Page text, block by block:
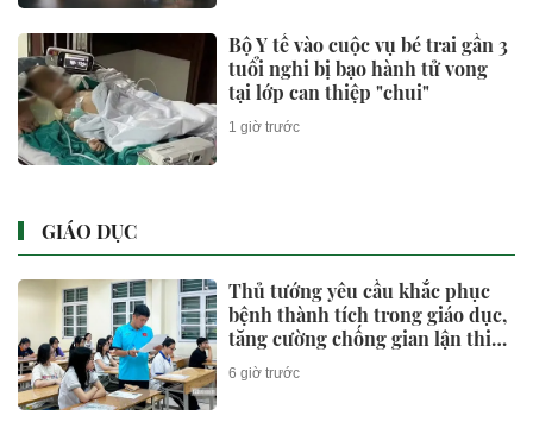
Bộ Y tế vào cuộc vụ bé trai gần 3
tuổi nghi bị bạo hành tử vong
tại lớp can thiệp "chui"
1 giờ trước
GIÁO DỤC
Thủ tướng yêu cầu khắc phục
bệnh thành tích trong giáo dục,
tăng cường chống gian lận thi
cử và lạm thu
6 giờ trước